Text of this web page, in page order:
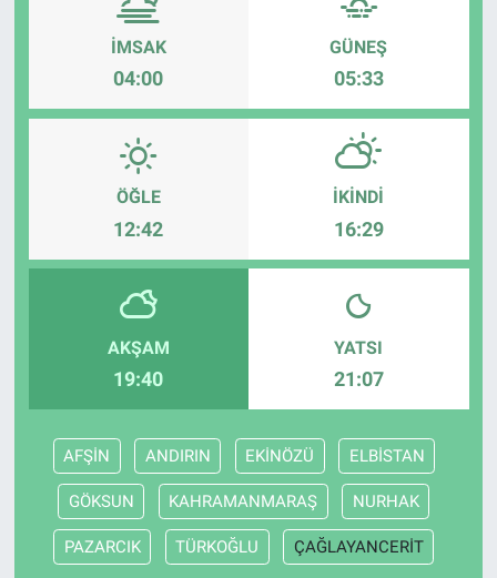
İMSAK
04:00
GÜNEŞ
05:33
ÖĞLE
12:42
İKINDI
16:29
AKŞAM
19:40
YATSI
21:07
AFŞİN ANDIRIN EKİNÖZÜ ELBİSTAN
GÖKSUN KAHRAMANMARAŞ NURHAK
PAZARCIK TÜRKOĞLU ÇAĞLAYANCERİT
Yaşam